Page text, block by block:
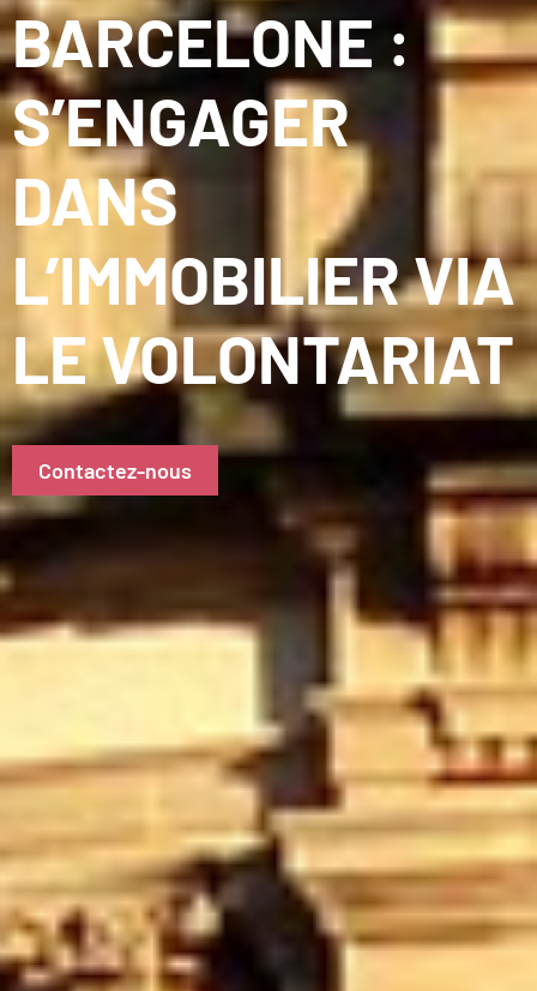
BARCELONE :
S’ENGAGER
DANS
L’IMMOBILIER VIA
LE VOLONTARIAT
Contactez-nous